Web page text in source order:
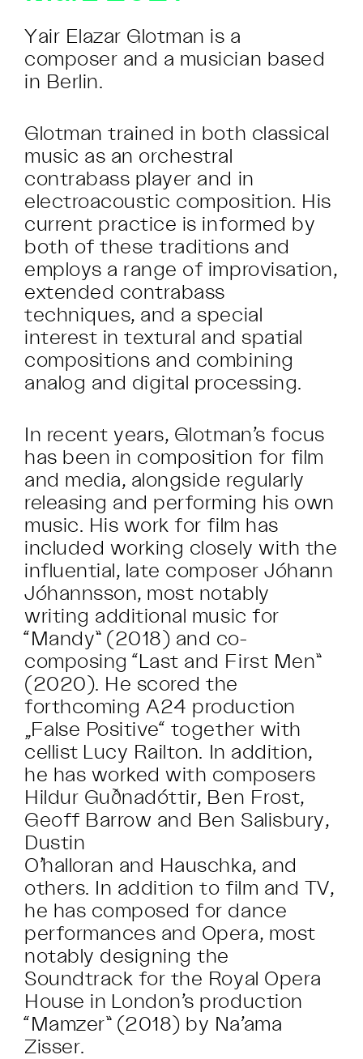
Yair Elazar Glotman is a
composer and a musician based
in Berlin.
Glotman trained in both classical
music as an orchestral
contrabass player and in
electroacoustic composition. His
current practice is informed by
both of these traditions and
employs a range of improvisation,
extended contrabass
techniques, and a special
interest in textural and spatial
compositions and combining
analog and digital processing.
In recent years, Glotman’s focus
has been in composition for film
and media, alongside regularly
releasing and performing his own
music. His work for film has
included working closely with the
influential, late composer Jóhann
Jóhannsson, most notably
writing additional music for
“Mandy” (2018) and co-
composing “Last and First Men”
(2020). He scored the
forthcoming A24 production
„False Positive“ together with
cellist Lucy Railton. In addition,
he has worked with composers
Hildur Guðnadóttir, Ben Frost,
Geoff Barrow and Ben Salisbury,
Dustin
O’halloran and Hauschka, and
others. In addition to film and TV,
he has composed for dance
performances and Opera, most
notably designing the
Soundtrack for the Royal Opera
House in London’s production
“Mamzer” (2018) by Na’ama
Zisser.